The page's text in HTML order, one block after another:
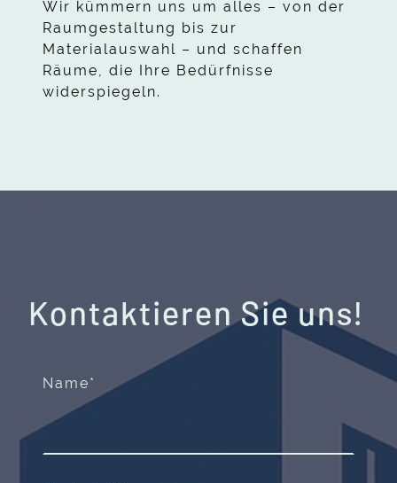
Wir kümmern uns um alles – von der
Raumgestaltung bis zur
Materialauswahl – und schaffen
Räume, die Ihre Bedürfnisse
widerspiegeln.
KontaktierenSie uns!
Name*